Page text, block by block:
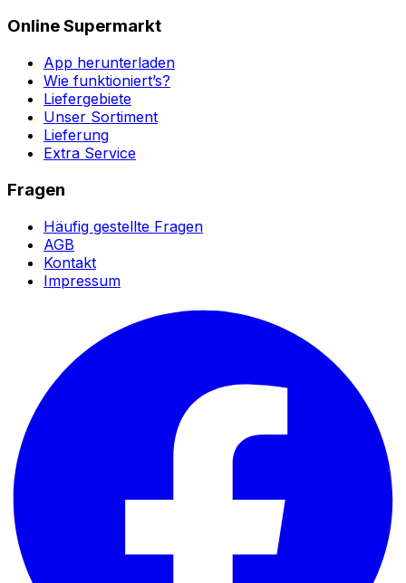
Online Supermarkt
App herunterladen
Wie funktioniert’s?
Liefergebiete
Unser Sortiment
Lieferung
Extra Service
Fragen
Häufig gestellte Fragen
AGB
Kontakt
Impressum